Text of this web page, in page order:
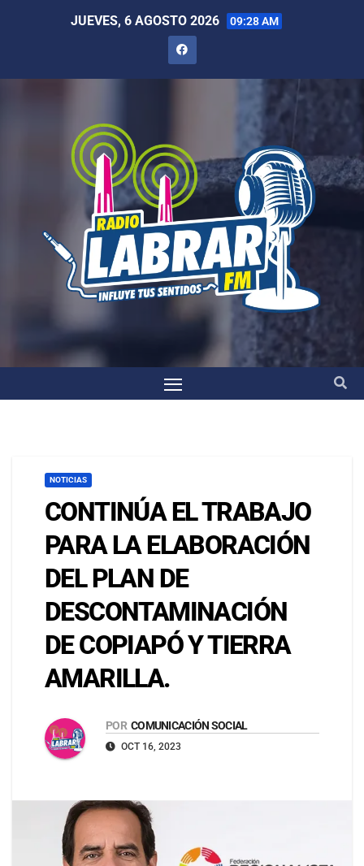
JUEVES, 6 AGOSTO 2026 09:28 AM
NOTICIAS
CONTINÚA EL TRABAJO
PARA LA ELABORACIÓN
DEL PLAN DE
DESCONTAMINACIÓN
DE COPIAPÓ Y TIERRA
AMARILLA.
POR COMUNICACIÓN SOCIAL
OCT 16, 2023